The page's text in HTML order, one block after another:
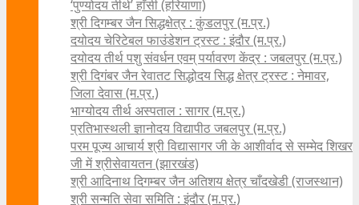
‘पुण्योदय तीर्थ’ हाँसी (हरियाणा)
श्री दिगम्बर जैन सिद्धक्षेत्र : कुंडलपुर (म.प्र.)
दयोदय चेरिटेबल फाउंडेशन ट्रस्ट : इंदौर (म.प्र.)
दयोदय तीर्थ पशु संवर्धन एवम्‌ पर्यावरण केंद्र : जबलपुर (म.प्र.)
श्री दिगंबर जैन रेवातट सिद्धोदय सिद्ध क्षेत्र ट्रस्ट : नेमावर,
जिला देवास (म.प्र.)
भाग्योदय तीर्थ अस्पताल : सागर (म.प्र.)
प्रतिभास्थली ज्ञानोदय विद्यापीठ जबलपुर (म.प्र.)
परम पूज्य आचार्य श्री विद्यासागर जी के आशीर्वाद से सम्मेद शिखर
जी में श्रीसेवायतन (झारखंड)
श्री आदिनाथ दिगम्बर जैन अतिशय क्षेत्र चाँदखेडी (राजस्थान)
श्री सन्मति सेवा समिति : इंदौर (म.प्र.)